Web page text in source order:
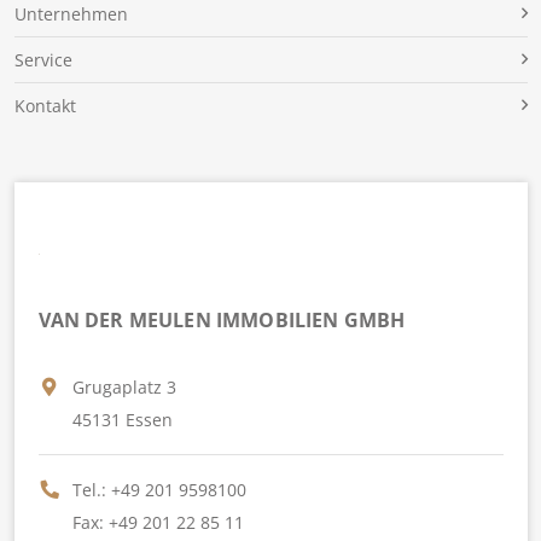
Unternehmen
Service
Kontakt
VAN DER MEULEN IMMOBILIEN GMBH
Grugaplatz 3
45131 Essen
Tel.: +49 201 9598100
Fax: +49 201 22 85 11